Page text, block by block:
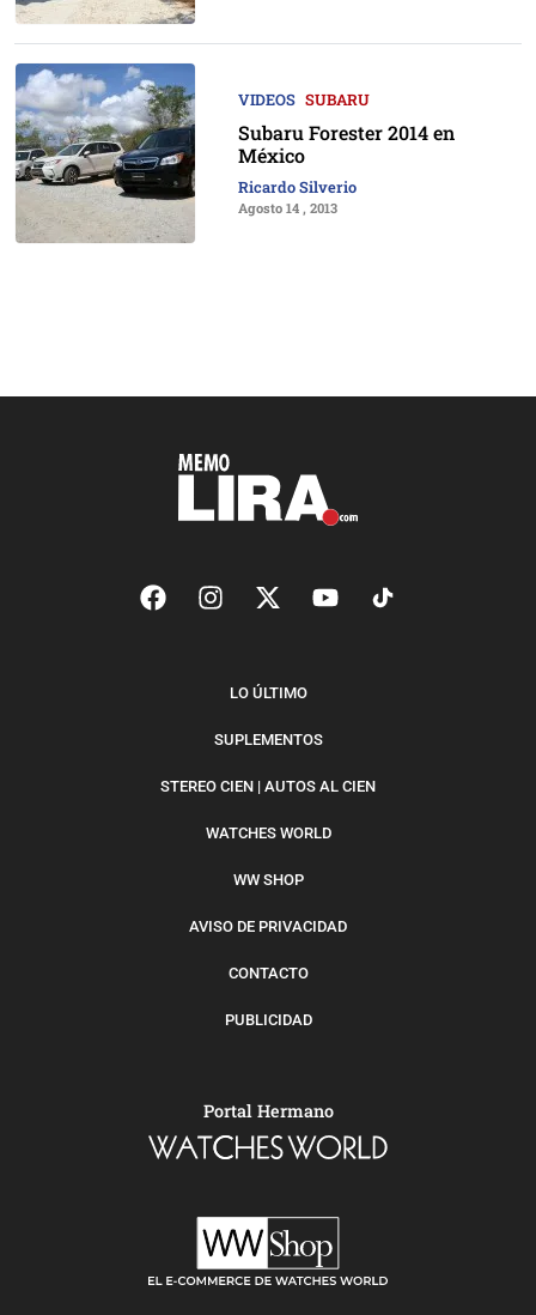
VIDEOS SUBARU
Subaru Forester 2014 en
México
Ricardo Silverio
Agosto 14 , 2013
LO ÚLTIMO
SUPLEMENTOS
STEREO CIEN | AUTOS AL CIEN
WATCHES WORLD
WW SHOP
AVISO DE PRIVACIDAD
CONTACTO
PUBLICIDAD
Portal Hermano